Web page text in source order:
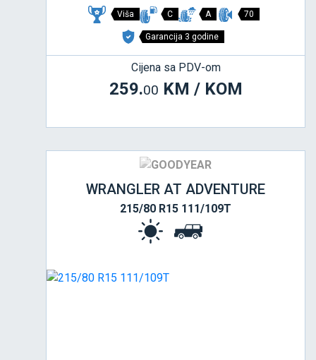
Viša C A 70
Garancija 3 godine
Cijena sa PDV-om
259.00 KM / KOM
WRANGLER AT ADVENTURE
215/80 R15 111/109T